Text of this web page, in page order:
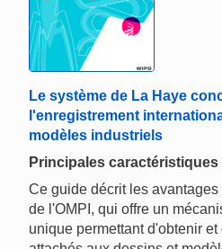
Le système de La Haye
l'enregistrement
modèles industriels
Principales caractéristiques
Ce guide décrit les
de l'OMPI, qui offre un
unique permettant d'obtenir